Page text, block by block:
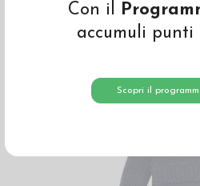
Con il
accumuli punti
Scopri il